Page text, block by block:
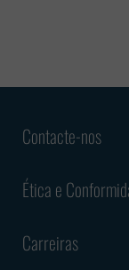
Contacte-nos
Ética e
Carreiras